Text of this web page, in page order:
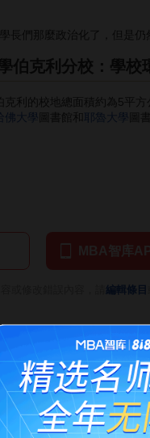
們那麼政治化了，但是仍
伯克利分校：學校
的校地總面積約為5平方
佛大學 圖書館和 耶魯大學 圖
編輯條目
的研究與借鑒
4頁
利福尼亞州保全工作隊伍的
告MBA智库百科
科用户：